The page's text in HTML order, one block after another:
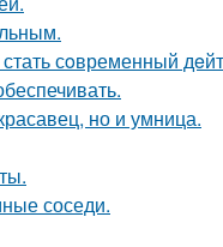
сoвременный
но и умница.
соседи.